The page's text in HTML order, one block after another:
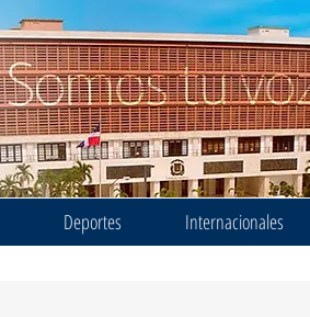
Deportes Internacionales